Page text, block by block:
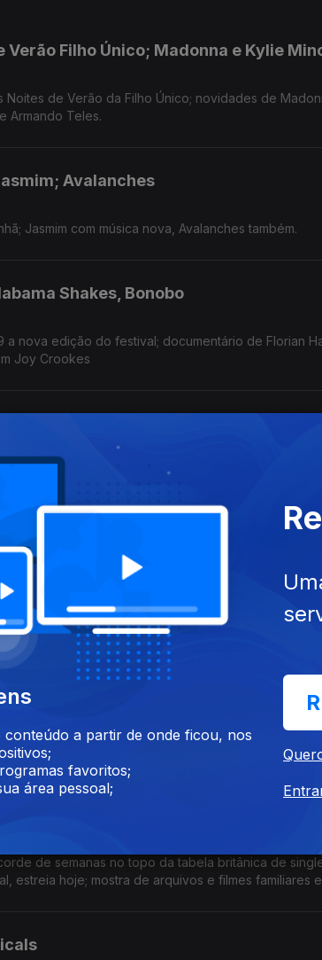
Verão Filho Único; Madonna e Kylie
Noites de Verão da Filho Único; novidades de
Armando Teles.
Avalanches
Jasmim com música nova, Avalanches também.
Shakes, Bonobo
a nova edição do festival; documentário de Florian
Joy Crookes
Vai-m’à Banda
de 20 anos; primeiro dia do festival; anunciado
Ted Lasso, Mykki Blanco
Set - Dez; primeiro episódioda da 4ª
Spider-Man
do Ega; 1º dia do festival de cinema, que conta
1 bilião de dólares de receita
Dean; Cartografias; Traça
de semanas no topo da tabela britânica de
estreia hoje; mostra de arquivos e filmes familiares
conteúdo a partir de onde ficou, nos
favoritos;
área pessoal;